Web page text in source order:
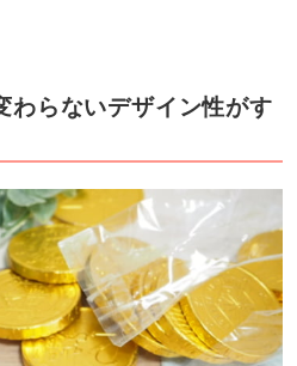
わらないデザイン性がす